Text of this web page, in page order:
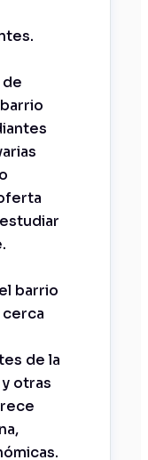
barrio
cerca
de la
otras